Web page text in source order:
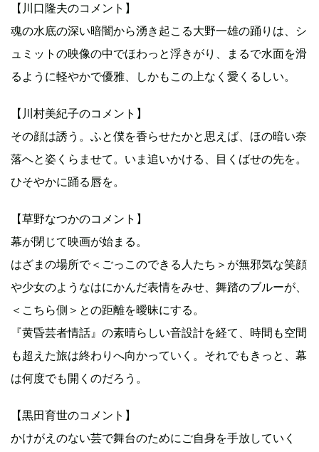
【川口隆夫のコメント】
魂の水底の深い暗闇から湧き起こる大野一雄の踊りは、シ
ュミットの映像の中でほわっと浮きがり、まるで水面を滑
るように軽やかで優雅、しかもこの上なく愛くるしい。
【川村美紀子のコメント】
その顔は誘う。ふと僕を香らせたかと思えば、ほの暗い奈
落へと姿くらませて。いま追いかける、目くばせの先を。
ひそやかに踊る唇を。
【草野なつかのコメント】
幕が閉じて映画が始まる。
はざまの場所で＜ごっこのできる人たち＞が無邪気な笑顔
や少女のようなはにかんだ表情をみせ、舞踏のブルーが、
＜こちら側＞との距離を曖昧にする。
『黄昏芸者情話』の素晴らしい音設計を経て、時間も空間
も超えた旅は終わりへ向かっていく。それでもきっと、幕
は何度でも開くのだろう。
【黒田育世のコメント】
かけがえのない芸で舞台のためにご自身を手放していく